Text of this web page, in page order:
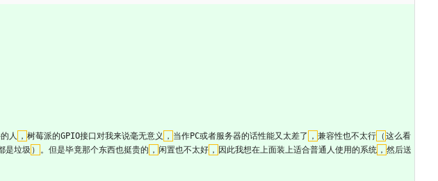
人 ， 树莓派的GPIO接口对我来说毫无意义 ， 当作PC或者服务器的话性能又太差了 ， 兼容性也不太行 （ 这么看
是垃圾 ） 。但是毕竟那个东西也挺贵的 ， 闲置也不太好 ， 因此我想在上面装上适合普通人使用的系统 ， 然后送